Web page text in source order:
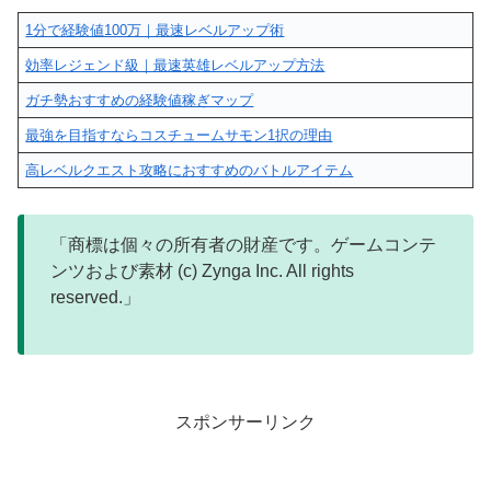
1分で経験値100万｜最速レベルアップ術
効率レジェンド級｜最速英雄レベルアップ方法
ガチ勢おすすめの経験値稼ぎマップ
最強を目指すならコスチュームサモン1択の理由
高レベルクエスト攻略におすすめのバトルアイテム
「商標は個々の所有者の財産です。ゲームコンテ
ンツおよび素材 (c) Zynga Inc. All rights
reserved.」
スポンサーリンク